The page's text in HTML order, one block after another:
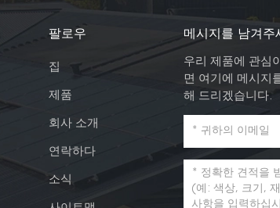
에 여기에서 선택하는 구성 요소에 주의해
그래서 전원이 끊기면 전원이 없는 자신을
지 않습니다. 전력망 연결 시스템을 설치
에 적합한 배터리를 알 수 있습니다. 독립
급하기 위해서는 별도의 시스템이 필요합
연결할 수 없는 집. 일반적으로 집이 전력
.외딴 지역의 코티지. 그들은 그리드에서
. 외진 지역에 있는 기상 관측소는 자체적
대 인원에 도달하기 위해 산 정상에 있습
경우 자체 독립형 시스템을 갖는 것이 더
밤이나 쉬는 날 사용을 위해 에너지를 저
팔로우
집
제품
회사 소개
연락하다
소식
메시지를 남겨주
우리 제품에 관심
면 여기에 메시지
해 드리겠습니다.